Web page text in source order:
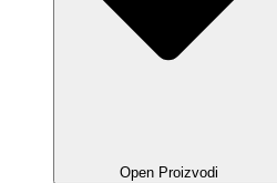
Open Proizvodi